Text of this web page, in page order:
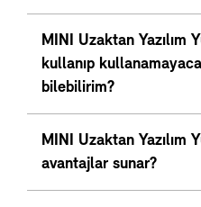
MINI Uzaktan Yazılım
kullanıp
bilebilirim?
MINI Uzaktan Yazılım
avantajlar sunar?